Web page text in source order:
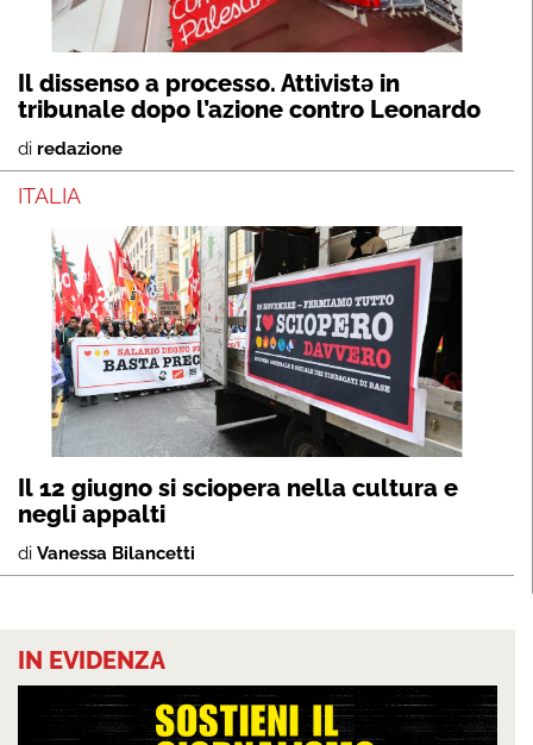
Il dissenso a processo. Attivistə in
tribunale dopo l’azione contro Leonardo
di redazione
ITALIA
Il 12 giugno si sciopera nella cultura e
negli appalti
di Vanessa Bilancetti
IN EVIDENZA